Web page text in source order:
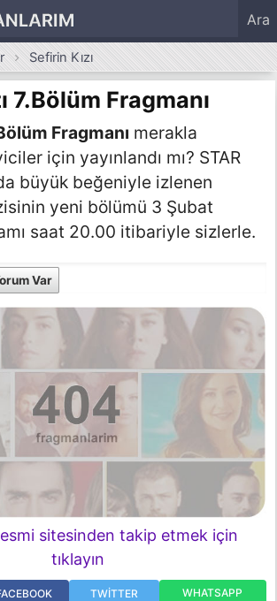
Ara
Sefirin Kızı
7.Bölüm Fragmanı
Fragmanı merakla
için yayınlandı mı? STAR
büyük beğeniyle izlenen
yeni bölümü 3 Şubat
saat 20.00 itibariyle sizlerle.
Var
sitesinden takip etmek için
tıklayın
TWITTER WHATSAPP